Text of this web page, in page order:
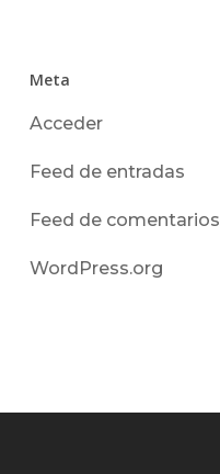
Meta
Acceder
Feed de entradas
Feed de comentarios
WordPress.org